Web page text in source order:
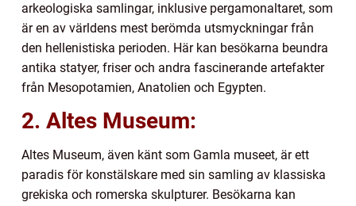
arkeologiska samlingar, inklusive pergamonaltaret, som
är en av världens mest berömda utsmyckningar från
den hellenistiska perioden. Här kan besökarna beundra
antika statyer, friser och andra fascinerande artefakter
från Mesopotamien, Anatolien och Egypten.
2. Altes Museum:
Altes Museum, även känt som Gamla museet, är ett
paradis för konstälskare med sin samling av klassiska
grekiska och romerska skulpturer. Besökarna kan